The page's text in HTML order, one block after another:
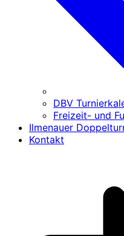
DBV
Freizeit- und
Ilmenauer
Kontakt